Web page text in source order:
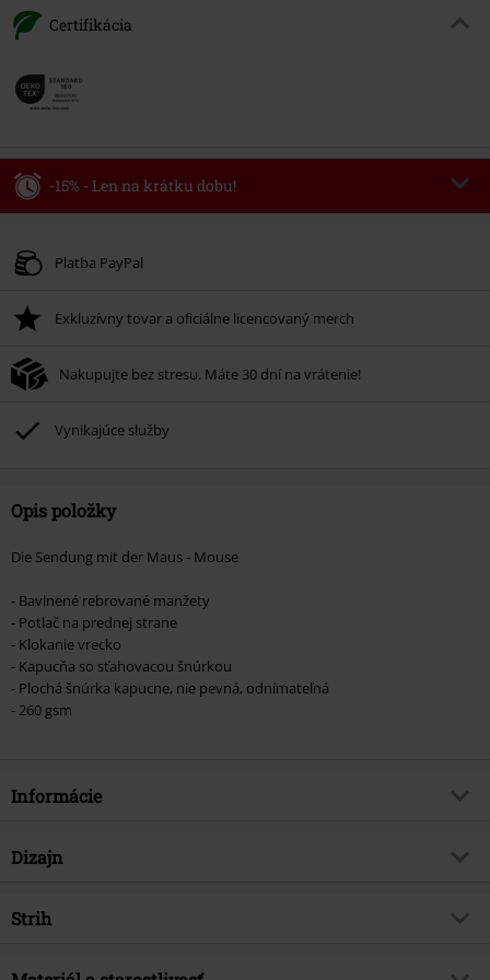
Certifikácia
-15% - Len na krátku dobu!
Platné do 8/9/26
Po zadaní kódu v košíku, sa zľava uplatní automaticky.
Nemožno kombinovať s inými akciovými kódmi. Zľava sa nevzťahuje na:
knihy, médiá, vstupenky, Rammstein, (Till) Lindemann, Böhse Onkelz,
ktorých kúpou podporíte nadáciu.
Platba PayPal
Exkluzívny tovar a oficiálne licencovaný merch
Nakupujte bez stresu. Máte 30 dní na vrátenie!
Vynikajúce služby
Opis položky
Die Sendung mit der Maus - Mouse
- Bavlnené rebrované manžety
- Potlač na prednej strane
- Klokanie vrecko
- Kapucňa so sťahovacou šnúrkou
- Plochá šnúrka kapucne, nie pevná, odnímateľná
- 260 gsm
Informácie
Tovar č.
Exkluzívne
Dizajn
Typ výrobku
Strih
Strih/vrchný diel